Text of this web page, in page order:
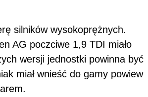
silników wysokoprężnych.
AG poczciwe 1,9 TDI miało
wersji jednostki powinna być
miał wnieść do gamy powiew